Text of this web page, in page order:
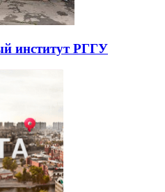
институт РГГУ